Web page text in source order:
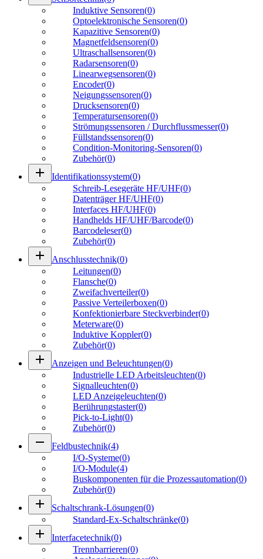
Induktive Sensoren(0)
Optoelektronische Sensoren(0)
Kapazitive Sensoren(0)
Magnetfeldsensoren(0)
Ultraschallsensoren(0)
Radarsensoren(0)
Linearwegsensoren(0)
Encoder(0)
Neigungssensoren(0)
Drucksensoren(0)
Temperatursensoren(0)
Strömungssensoren / Durchflussmesser(0)
Füllstandssensoren(0)
Condition-Monitoring-Sensoren(0)
Zubehör(0)
add Identifikationssystem(0)
Schreib-Lesegeräte HF/UHF(0)
Datenträger HF/UHF(0)
Interfaces HF/UHF(0)
Handhelds HF/UHF/Barcode(0)
Barcodeleser(0)
Zubehör(0)
add Anschlusstechnik(0)
Leitungen(0)
Flansche(0)
Zweifachverteiler(0)
Passive Verteilerboxen(0)
Konfektionierbare Steckverbinder(0)
Meterware(0)
Induktive Koppler(0)
Zubehör(0)
add Anzeigen und Beleuchtungen(0)
Industrielle LED Arbeitsleuchten(0)
Signalleuchten(0)
LED Anzeigeleuchten(0)
Berührungstaster(0)
Pick-to-Light(0)
Zubehör(0)
remove Feldbustechnik(4)
I/O-Systeme(0)
I/O-Module(4)
Buskomponenten für die Prozessautomation(0)
Zubehör(0)
add Schaltschrank-Lösungen(0)
Standard-Ex-Schaltschränke(0)
add Interfacetechnik(0)
Trennbarrieren(0)